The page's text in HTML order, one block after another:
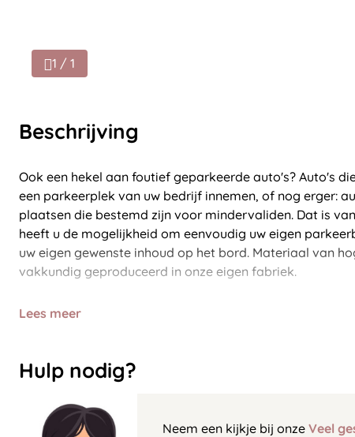
1 / 1
Beschrijving
Ook een hekel aan foutief geparkeerde auto's? Auto's
een parkeerplek van uw bedrijf innemen, of nog erger:
plaatsen die bestemd zijn voor mindervaliden. Dat is
heeft u de mogelijkheid om eenvoudig uw eigen
uw eigen gewenste inhoud op het bord. Materiaal van
vakkundig geproduceerd in onze eigen fabriek.
Lees meer
Hulp nodig?
Neem een kijkje bij onze Veel